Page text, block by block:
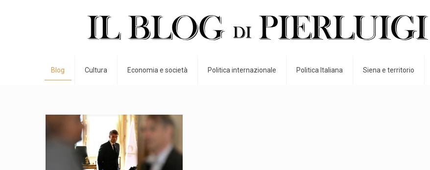
Blog Cultura Economia e società Politica internazionale Politica Italiana Siena e territorio